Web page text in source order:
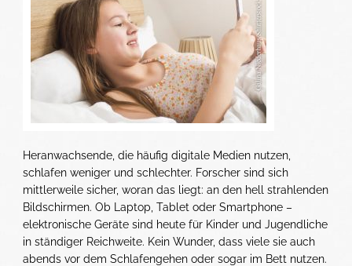
Heranwachsende, die häufig digitale Medien nutzen,
schlafen weniger und schlechter. Forscher sind sich
mittlerweile sicher, woran das liegt: an den hell strahlenden
Bildschirmen. Ob Laptop, Tablet oder Smartphone –
elektronische Geräte sind heute für Kinder und Jugendliche
in ständiger Reichweite. Kein Wunder, dass viele sie auch
abends vor dem Schlafengehen oder sogar im Bett nutzen.